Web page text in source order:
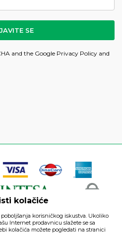
SE
and the Google Privacy Policy and
kolačiće
korisničkog iskustva. Ukoliko
Internet prodavnicu slažete se sa
kolačića možete pogledati na stranici